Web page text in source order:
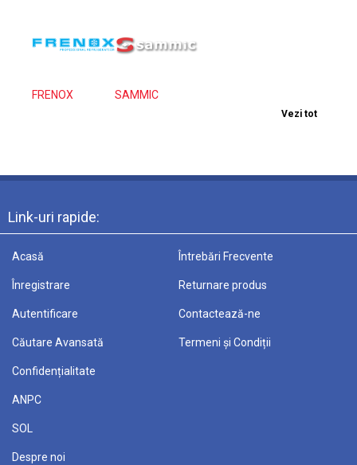
FRENOX SAMMIC
Vezi tot
Link-uri rapide:
Acasă
Înregistrare
Autentificare
Căutare Avansată
Întrebări Frecvente
Returnare produs
Contactează-ne
Termeni și Condiții
Confidențialitate
ANPC
SOL
Despre noi